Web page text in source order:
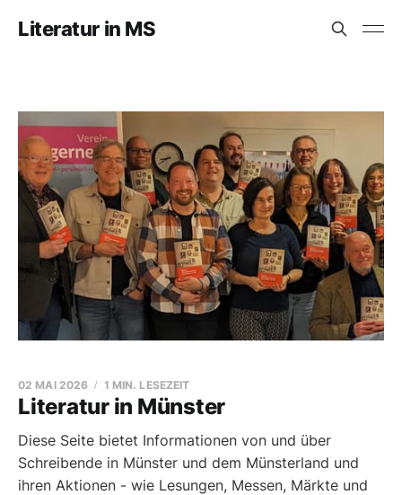
Literatur in MS
Literatur in Münster
02 MAI 2026 1 MIN. LESEZEIT
Diese Seite bietet Informationen von und über
Schreibende in Münster und dem Münsterland und
ihren Aktionen - wie Lesungen, Messen, Märkte und